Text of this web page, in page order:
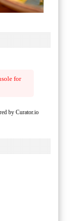
for
by Curator.io